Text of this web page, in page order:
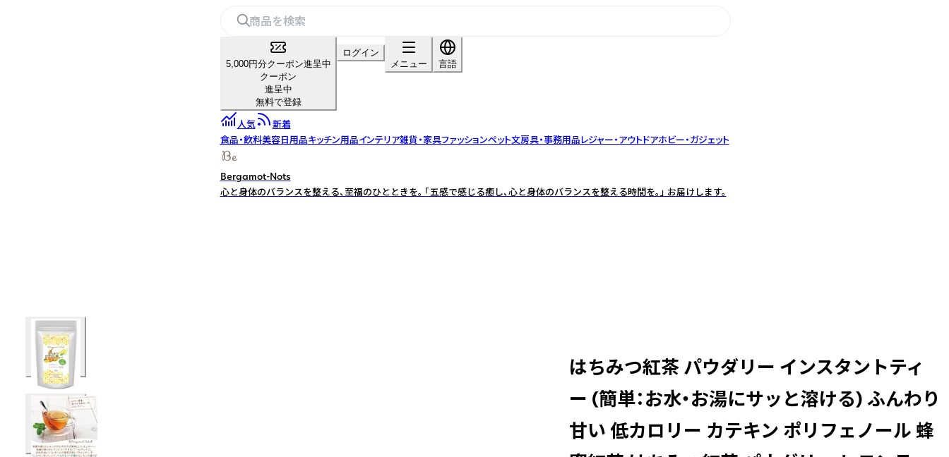
5,000円分クーポン進呈中
クーポン
進呈中
無料で登録
ログイン
メニュー
言語
人気
新着
食品・飲料美容日用品キッチン用品インテリア雑貨・家具ファッションペット文房具・事務用品レジャー・アウトドアホビー・ガジェット
Bergamot-Nots
心と身体のバランスを整える、至福のひとときを。 「五感で感じる癒し、心と身体のバランスを整える時間を。」 お届けします。
はちみつ紅茶 パウダリー インスタントティ
ー (簡単：お水・お湯にサッと溶ける) ふんわり
甘い 低カロリー カテキン ポリフェノール 蜂